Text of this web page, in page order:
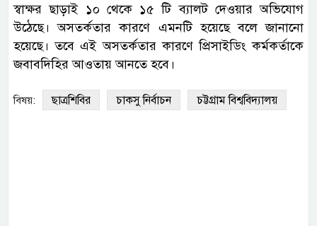
স্বাক্ষর ছাড়াই ১০ থেকে ১৫ টি ব্যালট দেওয়ার অভিযোগ
উঠেছে। অসতর্কতার কারণে এমনটি হয়েছে বলে জানানো
হয়েছে। তবে এই অসতর্কতার কারণে প্রিসাইডিং কর্মকর্তাকে
জবাবদিহির আওতায় আনতে হবে।
বিষয়: ছাত্রশিবির চাকসু নির্বাচন চট্টগ্রাম বিশ্ববিদ্যালয়